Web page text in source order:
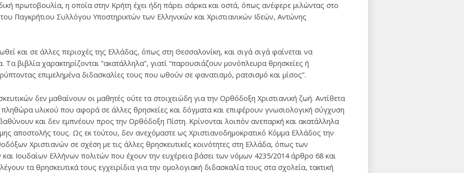
πρωτοβουλία, η οποία στην Κρήτη έχει ήδη πάρει σάρκα και οστά, όπως ανέφερε μιλώντας στο
Παγκρήτιου Συλλόγου Υποστηρικτών των Ελληνικών και Χριστιανικών Ιδεών, Αντώνης
και σε άλλες περιοχές της Ελλάδας, όπως στη Θεσσαλονίκη, και σιγά σιγά φαίνεται να
Τα βιβλία χαρακτηρίζονται “ακατάλληλα”, γιατί “παρουσιάζουν μονόπλευρα θρησκείες ή
επιμελημένα διδασκαλίες τους που ωθούν σε φανατισμό, ρατσισμό και μίσος”.
δεν μαθαίνουν οι μαθητές ούτε τα στοιχειώδη για την Ορθόδοξη Χριστιανική ζωή. Αντίθετα
πληθώρα υλικού που αφορά σε άλλες θρησκείες και δόγματα και επιφέρουν γνωσιολογική σύγχυση
και δεν εμπνέουν προς την Ορθόδοξη Πίστη. Κρίνονται λοιπόν ανεπαρκή και ακατάλληλα
αποστολής τους. Ως εκ τούτου, δεν ανεχόμαστε ως Χριστιανοδημοκρατικό Κόμμα Ελλάδος την
Χριστιανών σε σχέση με τις άλλες θρησκευτικές κοινότητες στη Ελλάδα, όπως των
Ιουδαίων Ελλήνων πολιτών που έχουν την ευχέρεια βάσει των νόμων 4235/2014 άρθρο 68 και
τα θρησκευτικά τους εγχειρίδια για την ομολογιακή διδασκαλία τους στα σχολεία, τακτική